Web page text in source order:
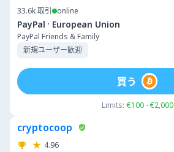
33.6k取引 online
PayPal · European Union
PayPal Friends & Family
新規ユーザー歓迎
Limits: €100 - €2,000
買う
cryptocoop
4.96